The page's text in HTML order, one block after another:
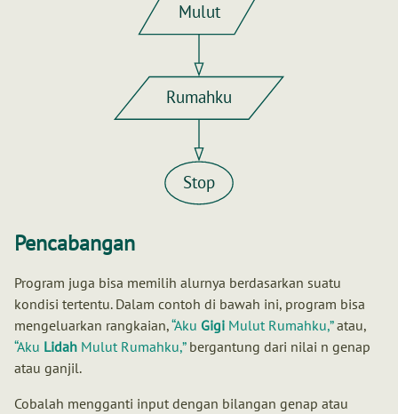
Stop
Mulut
Rumahku
Pencabangan
Program juga bisa memilih alurnya berdasarkan suatu
kondisi tertentu. Dalam contoh di bawah ini, program bisa
mengeluarkan rangkaian, Aku Gigi Mulut Rumahku, atau,
Aku Lidah Mulut Rumahku, bergantung dari nilai n genap
atau ganjil.
Cobalah mengganti input dengan bilangan genap atau